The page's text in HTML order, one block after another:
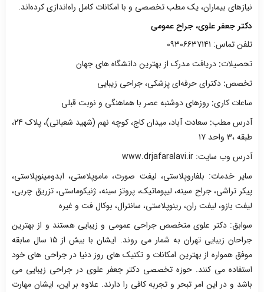
نیازهای بیماران، یک مطب تخصصی و با امکانات کامل راه‌اندازی کرده‌اند.
دکتر جعفر علوی، جراح عمومی
تلفن تماس: ۰۹۳۰۶۶۳۷۱۴۱
تحصیلات: دریافت مدرک از بهترین دانشگاه های جهان
تخصص: دکترای حرفه‌ای پزشکی، جراحی زیبایی
ساعات کاری: روزهای دوشنبه عصر با هماهنگی و نوبت قبلی
آدرس مطب:
سعادت آباد، میدان کاج، کوچه نهم (شهید شعبانی)، پلاک ۲۴،
طبقه ‌،۳ واحد ۱۷
آدرس وب سایت: www.drjafaralavi.ir
سایر خدمات: بلفاروپلاستی، لیفت صورت، ماموپلاستی، ابدومینوپلاستی،
پیکر تراشی، جراح سینه، لیپوماتیک، پروتز سینه، ژنیکوماستی، تزریق چربی،
لیفت بازو، لیفت ران، رینوپلاستی، سانترال، بوکال فت و غیره
سوابق: دکتر علوی متخصص جراحی عمومی و زیبایی هستند و از بهترین
جراحان زیبایی تهران به شمار می روند. ایشان با بیش از ۱۵ سال سابقه
موفق همواره از بهترین امکانات و تکنیک های روز دنیا در جراحی های خود
استفاده می کنند. حوزه تخصصی دکتر جعفر علوی در جراحی زیبایی می
باشد و در این امر تبحر و تجربه کافی را دارند. علاوه بر این، ایشان مهارت